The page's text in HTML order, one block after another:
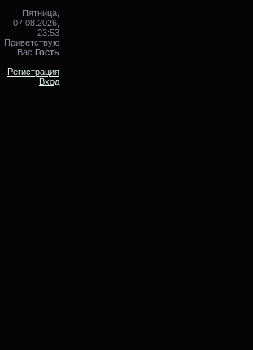
Пятница,
07.08.2026,
23:53
Приветствую
Вас Гость
Регистрация
Вход